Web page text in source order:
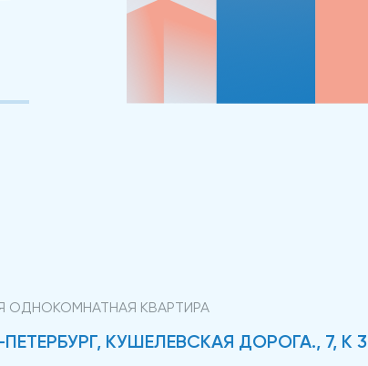
ОДНОКОМНАТНАЯ КВАРТИРА
КУШЕЛЕВСКАЯ ДОРОГА., 7, К 3